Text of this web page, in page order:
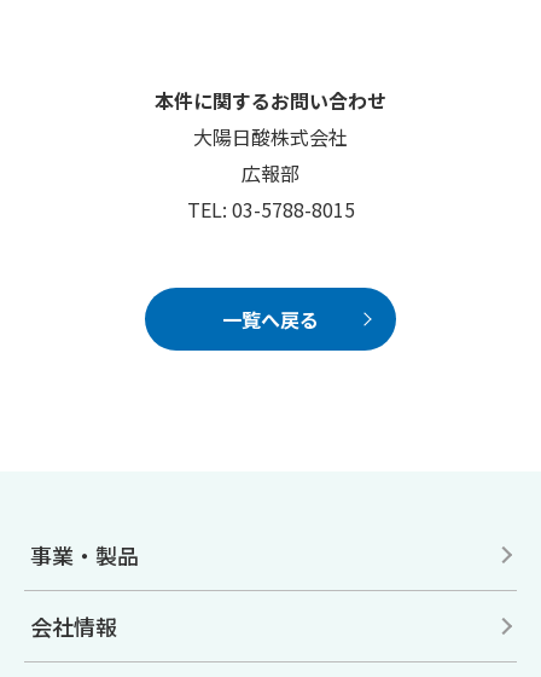
本件に関するお問い合わせ
大陽日酸株式会社
広報部
TEL: 03-5788-8015
一覧へ戻る
事業・製品
会社情報